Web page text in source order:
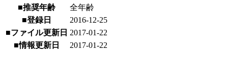
■推奨年齢
全年齢
■登録日
2016-12-25
■ファイル更新日 2017-01-22
■情報更新日
2017-01-22